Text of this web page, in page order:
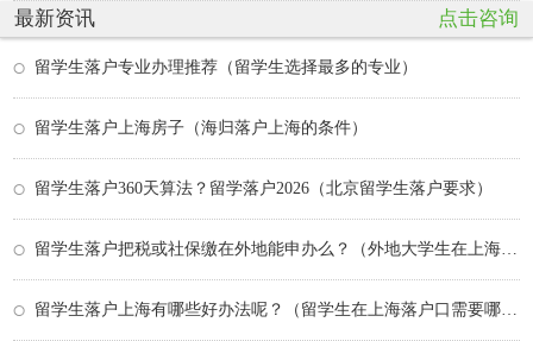
最新资讯 点击咨询
留学生落户专业办理推荐（留学生选择最多的专业）
留学生落户上海房子（海归落户上海的条件）
留学生落户360天算法？留学落户2026（北京留学生落户要求）